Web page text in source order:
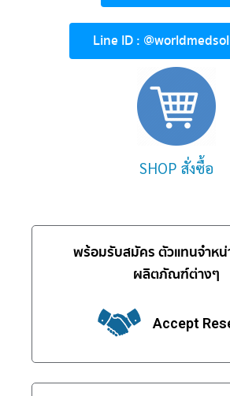
Line ID :
SHOP สั่งซื้อ
พร้อมรับสมัคร ตัวแทนจำหน่
ผลิตภัณฑ์ต่างๆ
Accept